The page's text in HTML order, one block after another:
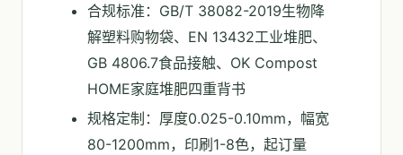
合规标准：GB/T 38082-2019生物降
解塑料购物袋、EN 13432工业堆肥、
GB 4806.7食品接触、OK Compost
HOME家庭堆肥四重背书
规格定制：厚度0.025-0.10mm，幅宽
80-1200mm，印刷1-8色，起订量